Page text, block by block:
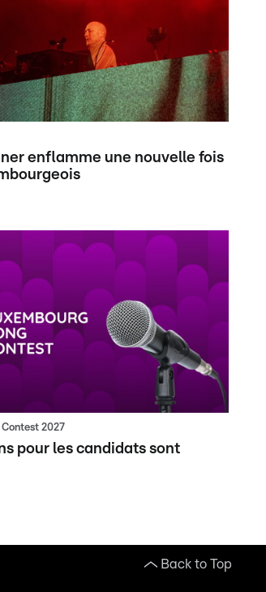
enflamme une nouvelle fois
2027
pour les candidats sont
Back to Top